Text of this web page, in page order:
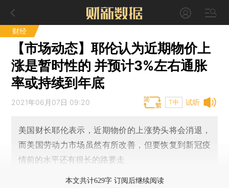
财经
【市场动态】耶伦认为近期物价上
涨是暂时性的 并预计3%左右通胀
率或持续到年底
试听
2021年06月07日 09:20 T中
美国财长耶伦表示，近期物价的上涨势头将会消退，
而美国劳动力市场虽然有所改善，但要恢复到新冠疫
情前的水平还有很长的路要走
本文共计629字 订阅后继续阅读